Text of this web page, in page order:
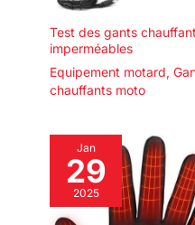
Test des gants
imperméables
Equipement motard,
chauffants moto
Jan
29
2025